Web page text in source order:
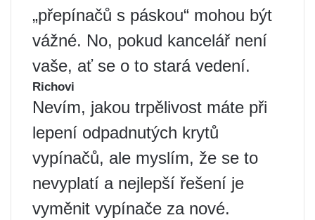
„přepínačů s páskou“ mohou být
vážné. No, pokud kancelář není
vaše, ať se o to stará vedení.
Richovi
Nevím, jakou trpělivost máte při
lepení odpadnutých krytů
vypínačů, ale myslím, že se to
nevyplatí a nejlepší řešení je
vyměnit vypínače za nové.